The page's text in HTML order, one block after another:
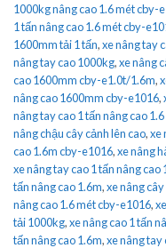
1000kg nâng cao 1.6 mét cby-
1 tấn nâng cao 1.6 mét cby-
1600mm tải 1 tấn,xe nâng tay
nâng tay cao 1000kg,xe nâng
cao 1600mm cby-e1.0t/1.6m,
nâng cao 1600mm cby-e1016,
nâng tay cao 1 tấn nâng cao
nâng chậu cây cảnh lên cao,xe
cao 1.6m cby-e1016,xe nâng
xe nâng tay cao 1 tấn nâng
tấn nâng cao 1.6m,xe nâng
nâng cao 1.6 mét cby-e1016,
tải 1000kg,xe nâng cao 1 tấn
tấn nâng cao 1.6m,xe nâng tay